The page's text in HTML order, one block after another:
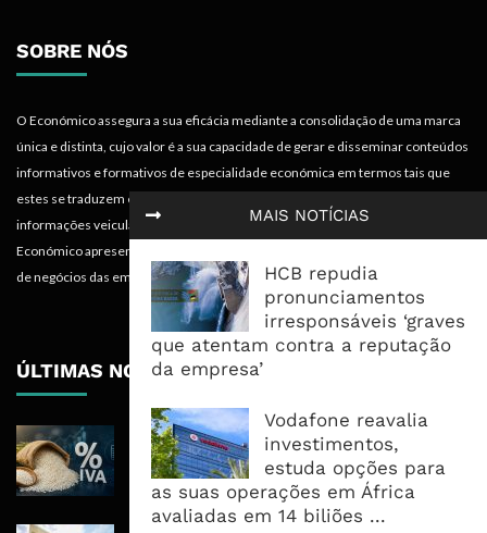
MAIS NOTÍCIAS
HCB repudia
pronunciamentos
irresponsáveis ‘graves
que atentam contra a reputação
da empresa’
Vodafone reavalia
investimentos,
estuda opções para
as suas operações em África
avaliadas em 14 biliões ...
SOBRE NÓS
O Económico assegura a sua eficácia mediante a consolidação de uma marca
única e distinta, cujo valor é a sua capacidade de gerar e disseminar conteúdos
informativos e formativos de especialidade económica em termos tais que
estes se traduzem em mais-valias para quem recebe, acompanha e absorve as
informações veiculadas nos diferentes meios do projecto. Portanto, o
Económico apresenta valências importantes para os objectivos institucionais e
de negócios das empresas.
ÚLTIMAS NOTÍCIAS
ICM Atribui À Centralização Do Arroz
Preços Estáveis E 350 Milhões Em
Impostos